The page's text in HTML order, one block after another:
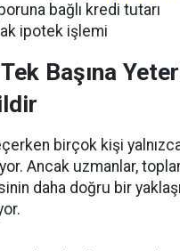
bağlı kredi tutarı
ipotek işlemi
Başına
birçok kişi
Ancak uzmanlar,
daha doğru bir